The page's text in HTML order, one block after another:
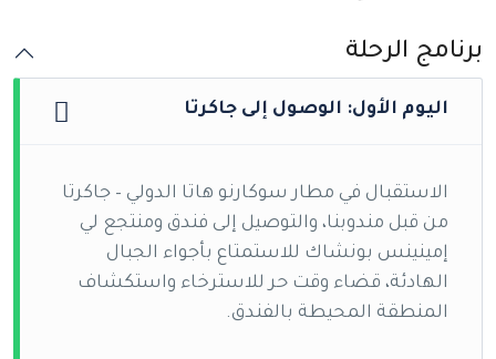
برنامج الرحلة
اليوم الأول: الوصول إلى جاكرتا
الاستقبال في مطار سوكارنو هاتا الدولي – جاكرتا
من قبل مندوبنا، والتوصيل إلى فندق ومنتجع لي
إمينينس بونشاك للاستمتاع بأجواء الجبال
الهادئة، قضاء وقت حر للاسترخاء واستكشاف
المنطقة المحيطة بالفندق.